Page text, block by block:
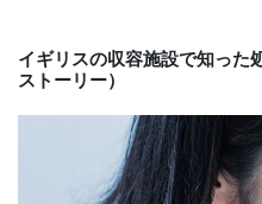
イギリスの収容施設で知った
ストーリー）